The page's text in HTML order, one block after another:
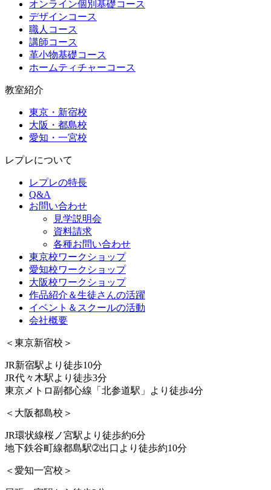
オンライン個別基礎コース
デザインコース
職人コース
講師コース
革小物基礎コース
ホームティチャーコース
教室紹介
東京・新宿校
大阪・都島校
愛知・一宮校
レプレについて
レプレの特長
Q&A
お問い合わせ
見学説明会
資料請求
各種お問い合わせ
東京校ワークショップ
愛知校ワークショップ
大阪校ワークショップ
作品紹介＆生徒さんの活躍
イベント＆スクールの活動
会社概要
＜東京新宿校＞
JR新宿駅より徒歩10分
JR代々木駅より徒歩3分
東京メトロ副都心線「北参道駅」より徒歩4分
＜大阪都島校＞
JR環状線桜ノ宮駅より徒歩約6分
地下鉄谷町線都島駅➁出口より徒歩約10分
＜愛知一宮校＞